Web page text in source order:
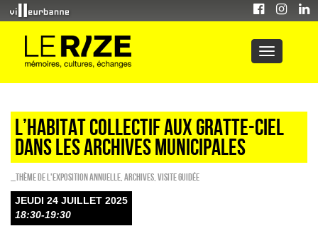
L’HABITAT COLLECTIF AUX GRATTE-CIEL
DANS LES ARCHIVES MUNICIPALES
_Thème de l'exposition annuelle Archives Visite guidée
JEUDI 24 JUILLET 2025
18:30-19:30